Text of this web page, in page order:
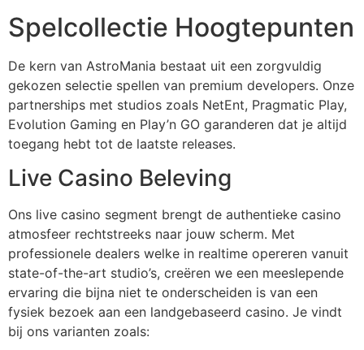
panel
panel
panel
Hacklink
Spelcollectie Hoogtepunten
De kern van AstroMania bestaat uit een zorgvuldig
gekozen selectie spellen van premium developers. Onze
partnerships met studios zoals NetEnt, Pragmatic Play,
Evolution Gaming en Play’n GO garanderen dat je altijd
toegang hebt tot de laatste releases.
Live Casino Beleving
Ons live casino segment brengt de authentieke casino
atmosfeer rechtstreeks naar jouw scherm. Met
professionele dealers welke in realtime opereren vanuit
state-of-the-art studio’s, creëren we een meeslepende
ervaring die bijna niet te onderscheiden is van een
fysiek bezoek aan een landgebaseerd casino. Je vindt
bij ons varianten zoals: